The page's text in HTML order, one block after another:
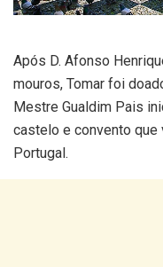
Após D. Afonso
mouros, Tomar foi
Mestre Gualdim Pais
castelo e convento
Portugal.